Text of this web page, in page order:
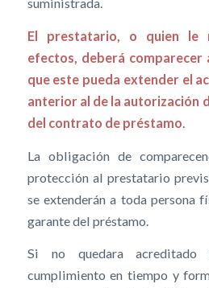
suministrada.
El prestatario, o quien le
efectos, deberá
que este pueda extender el
anterior al de la autorización
del contrato de préstamo.
La obligación de
protección al prestatario
se extenderán a toda persona
garante del préstamo.
Si no quedara acreditado
cumplimiento en tiempo y